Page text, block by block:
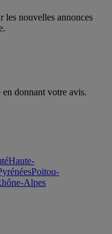
les nouvelles annonces
donnant votre avis.
Haute-
Poitou-
Alpes